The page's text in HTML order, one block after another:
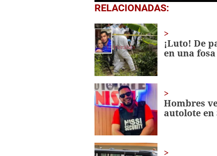
0
seconds
49
secondsVolume
0%
RELACIONADAS:
¡Luto! De
en una
Hombres
autolote en